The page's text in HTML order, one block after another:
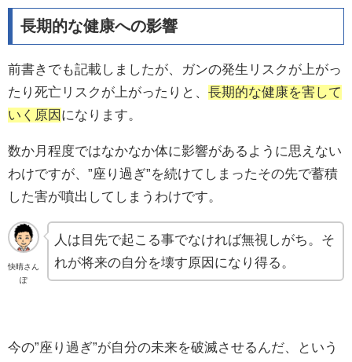
長期的な健康への影響
前書きでも記載しましたが、ガンの発生リスクが上がっ
たり死亡リスクが上がったりと、 長期的な健康を害して
いく原因 になります。
数か月程度ではなかなか体に影響があるように思えない
わけですが、”座り過ぎ”を続けてしまったその先で蓄積
した害が噴出してしまうわけです。
快晴さん
ぽ
人は目先で起こる事でなければ無視しがち。そ
れが将来の自分を壊す原因になり得る。
今の”座り過ぎ”が自分の未来を破滅させるんだ、という